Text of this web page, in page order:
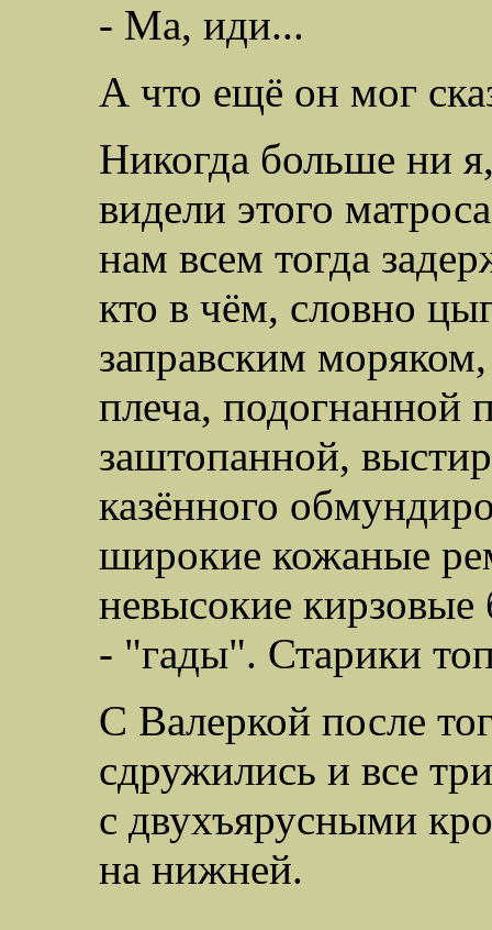
- Ма, иди...
А что ещё он мог
Никогда больше ни
видели этого
нам всем тогда
кто в чём, словно
заправским
плеча, подогнанной
заштопанной,
казённого
широкие кожаные
невысокие
- "гады". Старики
С Валеркой после
сдружились и все
с двухъярусными
на нижней.